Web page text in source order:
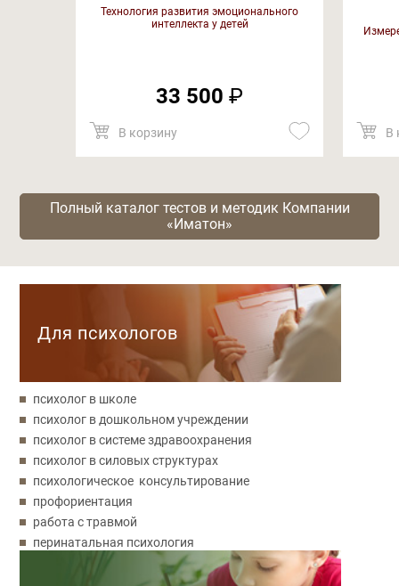
Технология развития эмоционального
интеллекта у детей
33 500 ₽
В корзину В
Полный каталог тестов и методик Компании
«Иматон»
Для психологов
психолог в школе
психолог в дошкольном учреждении
психолог в системе здравоохранения
психолог в силовых структурах
психологическое консультирование
профориентация
работа с травмой
перинатальная психология